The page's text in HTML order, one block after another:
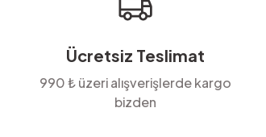
Bu ürüne benzer farklı alternatifler olmalı.
Ücretsiz Teslimat
990 ₺ üzeri alışverişlerde kargo
bizden